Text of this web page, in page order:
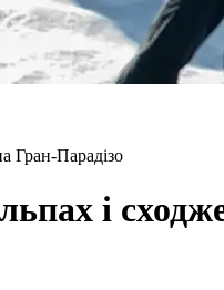
Гран-Парадізо
і